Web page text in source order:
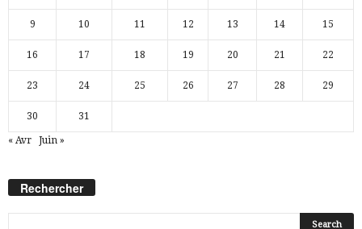
9 10 11 12 13 14 15
16 17 18 19 20 21 22
23 24 25 26 27 28 29
30 31
« Avr Juin »
Rechercher